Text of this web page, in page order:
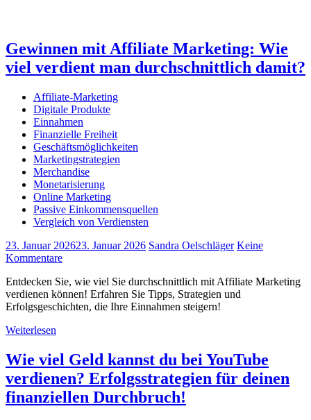
Gewinnen mit Affiliate Marketing: Wie
viel verdient man durchschnittlich damit?
Affiliate-Marketing
Digitale Produkte
Einnahmen
Finanzielle Freiheit
Geschäftsmöglichkeiten
Marketingstrategien
Merchandise
Monetarisierung
Online Marketing
Passive Einkommensquellen
Vergleich von Verdiensten
23. Januar 202623. Januar 2026 Sandra Oelschläger Keine
Kommentare
Entdecken Sie, wie viel Sie durchschnittlich mit Affiliate Marketing
verdienen können! Erfahren Sie Tipps, Strategien und
Erfolgsgeschichten, die Ihre Einnahmen steigern!
Weiterlesen
Wie viel Geld kannst du bei YouTube
verdienen? Erfolgsstrategien für deinen
finanziellen Durchbruch!